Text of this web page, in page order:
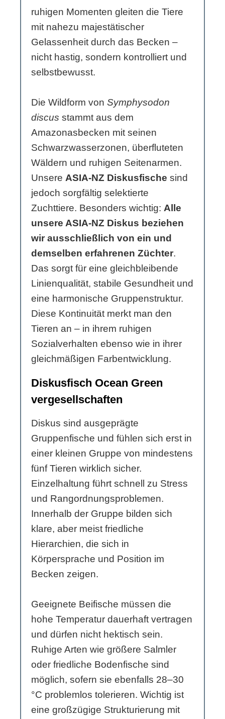
ruhigen Momenten gleiten die Tiere
mit nahezu majestätischer
Gelassenheit durch das Becken –
nicht hastig, sondern kontrolliert und
selbstbewusst.
Die Wildform von Symphysodon
discus stammt aus dem
Amazonasbecken mit seinen
Schwarzwasserzonen, überfluteten
Wäldern und ruhigen Seitenarmen.
Unsere ASIA-NZ Diskusfische sind
jedoch sorgfältig selektierte
Zuchttiere. Besonders wichtig: Alle
unsere ASIA-NZ Diskus beziehen
wir ausschließlich von ein und
demselben erfahrenen Züchter.
Das sorgt für eine gleichbleibende
Linienqualität, stabile Gesundheit und
eine harmonische Gruppenstruktur.
Diese Kontinuität merkt man den
Tieren an – in ihrem ruhigen
Sozialverhalten ebenso wie in ihrer
gleichmäßigen Farbentwicklung.
Diskusfisch Ocean Green
vergesellschaften
Diskus sind ausgeprägte
Gruppenfische und fühlen sich erst in
einer kleinen Gruppe von mindestens
fünf Tieren wirklich sicher.
Einzelhaltung führt schnell zu Stress
und Rangordnungsproblemen.
Innerhalb der Gruppe bilden sich
klare, aber meist friedliche
Hierarchien, die sich in
Körpersprache und Position im
Becken zeigen.
Geeignete Beifische müssen die
hohe Temperatur dauerhaft vertragen
und dürfen nicht hektisch sein.
Ruhige Arten wie größere Salmler
oder friedliche Bodenfische sind
möglich, sofern sie ebenfalls 28–30
°C problemlos tolerieren. Wichtig ist
eine großzügige Strukturierung mit